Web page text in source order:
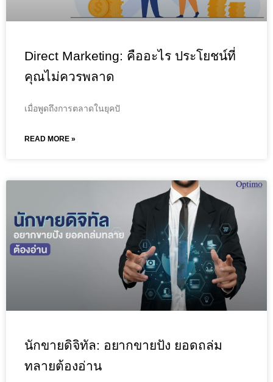
Direct Marketing: คืออะไร ประโยชน์ที่
คุณไม่ควรพลาด
เมื่อพูดถึงการตลาดในยุคปั
READ MORE »
นักขายดิจิทัล: อยากขายปัง ยอดถล่ม
ทลายต้องอ่าน